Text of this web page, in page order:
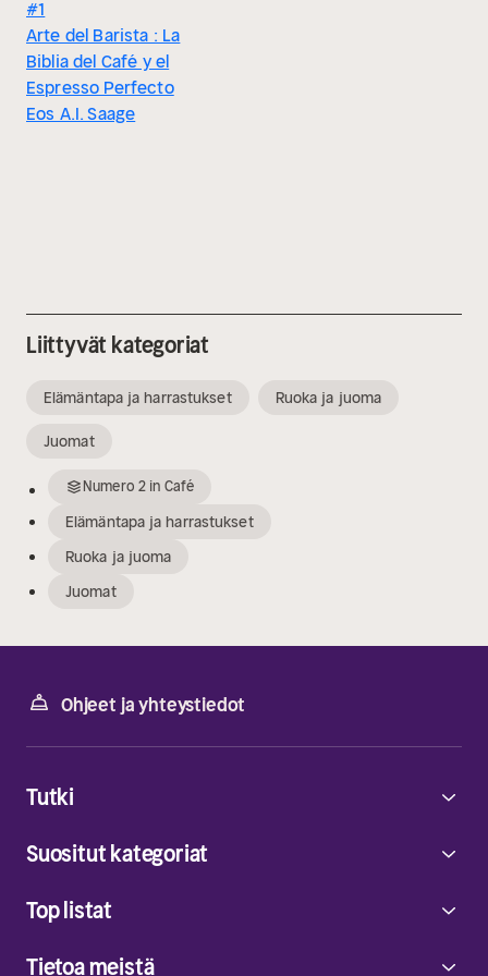
#1
Arte del Barista : La
Biblia del Café y el
Espresso Perfecto
Eos A.I. Saage
Liittyvät kategoriat
Elämäntapa ja harrastukset Ruoka ja juoma
Juomat
Numero 2 in Café
Elämäntapa ja harrastukset
Ruoka ja juoma
Juomat
Ohjeet ja yhteystiedot
Tietoa meistä
Tutki
Suositut kategoriat
Top listat